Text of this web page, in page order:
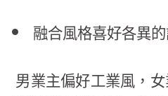
融合風格喜好各異
男業主偏好工業風，